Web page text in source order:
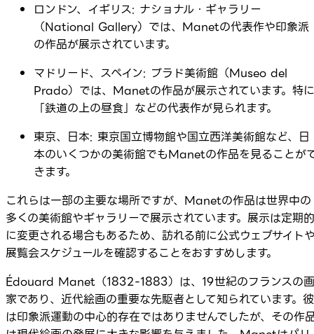
ロンドン、イギリス: ナショナル・ギャラリー
（National Gallery）では、Manetの代表作や印象派
の作品が展示されています。
マドリード、スペイン: プラド美術館（Museo del
Prado）では、Manetの作品が展示されています。特に
「鉄道の上の昼食」などの代表作が見られます。
東京、日本: 東京国立博物館や国立西洋美術館など、日
本のいくつかの美術館でもManetの作品を見ることが
きます。
これらは一部の主要な場所ですが、Manetの作品は世界中の
多くの美術館やギャラリーで展示されています。展示は定期的
に変更される場合もあるため、訪れる前に公式ウェブサイト
展覧会スケジュールを確認することをおすすめします。
Édouard Manet（1832-1883）は、19世紀のフランスの画
家であり、近代絵画の重要な先駆者として知られています。彼
は印象派運動の中心的存在ではありませんでしたが、その作